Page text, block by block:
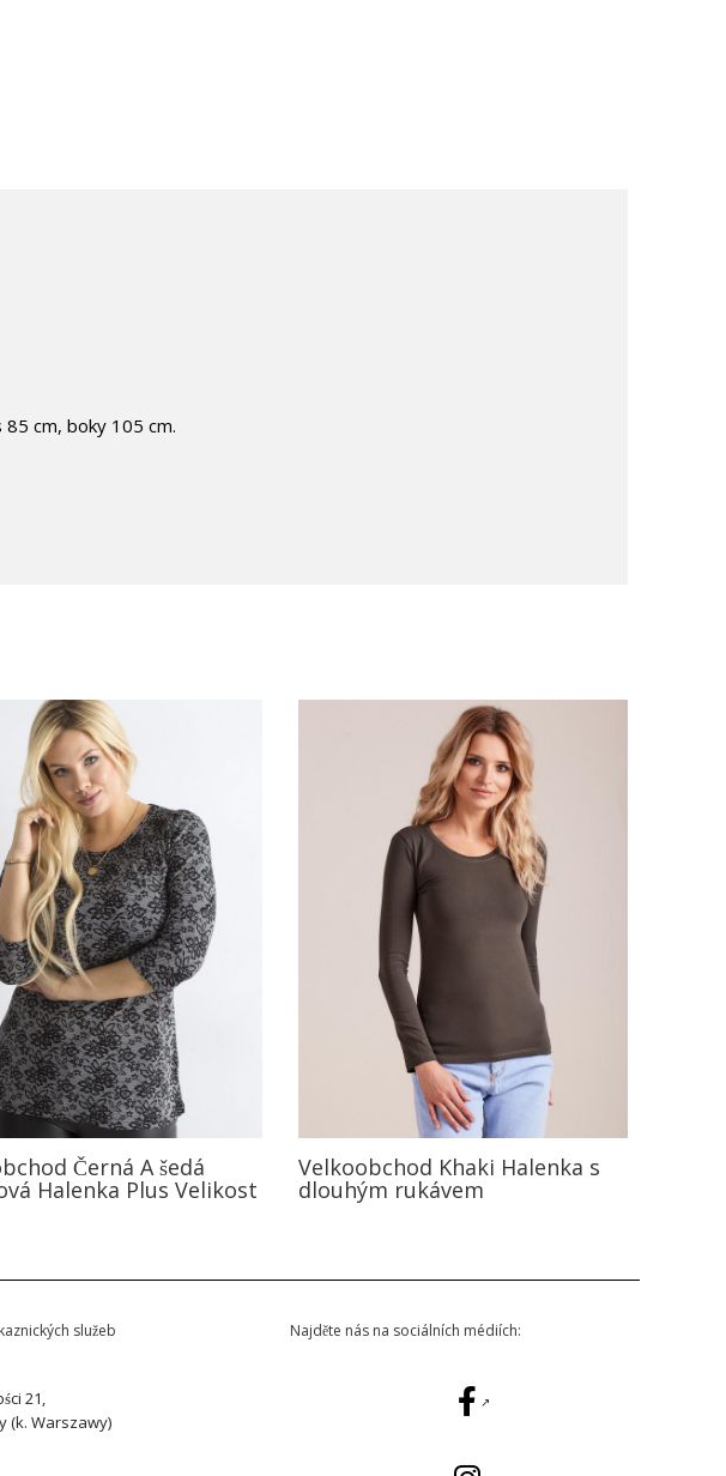
cm, boky 105 cm.
Černá A šedá
Halenka Plus Velikost
Velkoobchod Khaki Halenka s
dlouhým rukávem
služeb
21,
(k. Warszawy)
Najděte nás na sociálních médiích: